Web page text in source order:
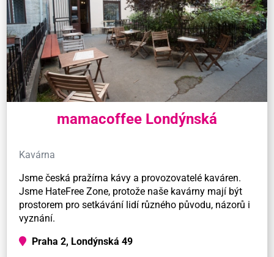
mamacoffee Londýnská
Kavárna
Jsme česká pražírna kávy a provozovatelé kaváren.
Jsme HateFree Zone, protože naše kavárny mají být
prostorem pro setkávání lidí různého původu, názorů i
vyznání.
Praha 2, Londýnská 49